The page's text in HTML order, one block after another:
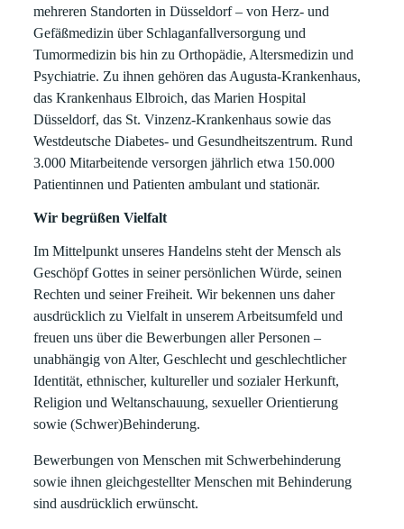
mehreren Standorten in Düsseldorf – von Herz- und
Gefäßmedizin über Schlaganfallversorgung und
Tumormedizin bis hin zu Orthopädie, Altersmedizin und
Psychiatrie. Zu ihnen gehören das Augusta-Krankenhaus,
das Krankenhaus Elbroich, das Marien Hospital
Düsseldorf, das St. Vinzenz-Krankenhaus sowie das
Westdeutsche Diabetes- und Gesundheitszentrum. Rund
3.000 Mitarbeitende versorgen jährlich etwa 150.000
Patientinnen und Patienten ambulant und stationär.
Wir begrüßen Vielfalt
Im Mittelpunkt unseres Handelns steht der Mensch als
Geschöpf Gottes in seiner persönlichen Würde, seinen
Rechten und seiner Freiheit. Wir bekennen uns daher
ausdrücklich zu Vielfalt in unserem Arbeitsumfeld und
freuen uns über die Bewerbungen aller Personen –
unabhängig von Alter, Geschlecht und geschlechtlicher
Identität, ethnischer, kultureller und sozialer Herkunft,
Religion und Weltanschauung, sexueller Orientierung
sowie (Schwer)Behinderung.
Bewerbungen von Menschen mit Schwerbehinderung
sowie ihnen gleichgestellter Menschen mit Behinderung
sind ausdrücklich erwünscht.